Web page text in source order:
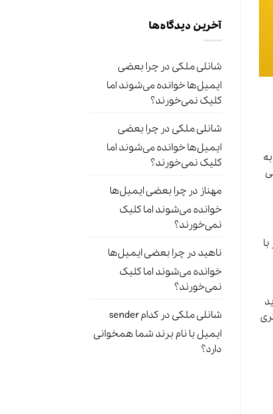
آخرین دیدگاه‌ها
شانلی ملکی درچرا بعضی
ایمیل‌ها خوانده می‌شوند اما
کلیک نمی‌خورند؟
شانلی ملکی درچرا بعضی
ایمیل‌ها خوانده می‌شوند اما
کلیک نمی‌خورند؟
مهناز درچرا بعضی ایمیل‌ها
خوانده می‌شوند اما کلیک
نمی‌خورند؟
ناهید درچرا بعضی ایمیل‌ها
خوانده می‌شوند اما کلیک
نمی‌خورند؟
شانلی ملکی در
کدام sender
ایمیل با نام برند شما همخوانی
دارد؟